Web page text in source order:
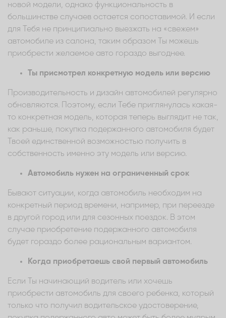
новой модели, однако функциональность в
большинстве случаев остается сопоставимой. И если
для Тебя не принципиально выезжать на «свежем»
автомобиле из салона, таким образом Ты можешь
приобрести желаемое авто гораздо выгоднее.
Ты присмотрел конкретную модель или версию
Производительность и дизайн автомобилей регулярно
обновляются. Поэтому, если Тебе приглянулась какая-
то конкретная модель, которая теперь выглядит не так,
как раньше, покупка подержанного автомобиля будет
Твоей единственной возможностью получить в
собственность именно эту модель или версию.
Автомобиль нужен на ограниченный срок
Бывают ситуации, когда автомобиль необходим на
конкретный период времени, например, при переезде
в другой город или для сезонных поездок. В этом
случае приобретение подержанного автомобиля
будет гораздо более рациональным вариантом.
Когда приобретаешь свой первый автомобиль
Если Ты начинающий водитель или хочешь
приобрести автомобиль для своего ребенка, который
только что получил водительское удостоверение,